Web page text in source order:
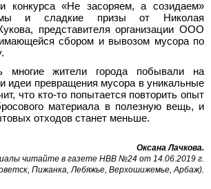
конкурса «Не засоряем, а созидаем»
и сладкие призы от Николая
представителя организации ООО
сбором и вывозом мусора по
многие жители города побывали на
идеи превращения мусора в уникальные
что кто-то попытается повторить опыт
материала в полезную вещь, и
отходов станет меньше.
Оксана Лачкова.
читайте в газете НВВ №24 от 14.06.2019 г.
Пижанка, Лебяжье, Верхошижемье, Арбаж).